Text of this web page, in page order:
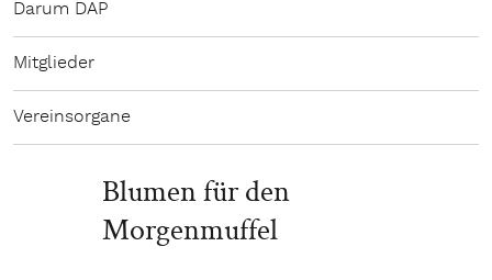
Darum DAP
Mitglieder
Vereinsorgane
Blumen für den
Morgenmuffel